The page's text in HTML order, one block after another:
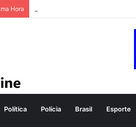
Hora
Política Polícia Brasil Esporte